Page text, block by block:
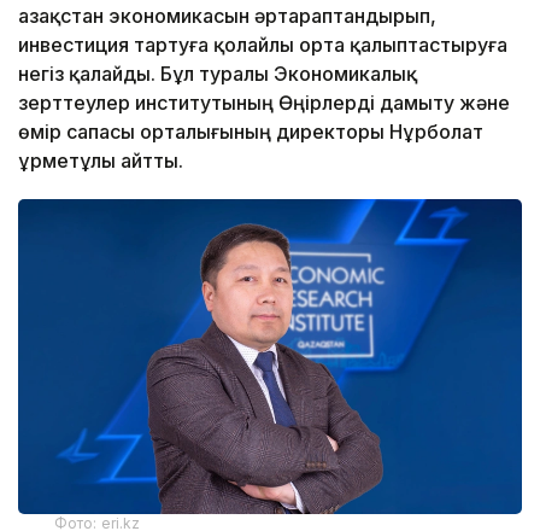
Қазақстан экономикасын әртараптандырып,
инвестиция тартуға қолайлы орта қалыптастыруға
негіз қалайды. Бұл туралы Экономикалық
зерттеулер институтының Өңірлерді дамыту және
өмір сапасы орталығының директоры Нұрболат
Құрметұлы айтты.
Фото: eri.kz